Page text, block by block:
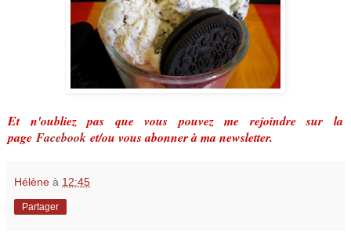
Et n'oubliez pas que vous pouvez me rejoindre sur la
page Facebook et/ou vous abonner à ma newsletter.
Hélène à 12:45
Partager